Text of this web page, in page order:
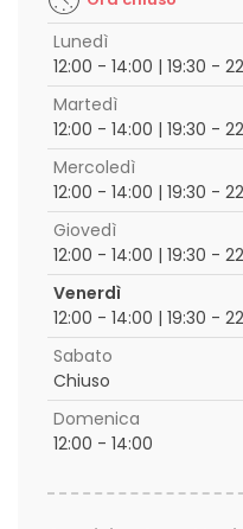
Lunedì
12:00 - 14:00 | 19:30 -
Martedì
12:00 - 14:00 | 19:30 -
Mercoledì
12:00 - 14:00 | 19:30 -
Giovedì
12:00 - 14:00 | 19:30 -
Venerdì
12:00 - 14:00 | 19:30 -
Sabato
Chiuso
Domenica
12:00 - 14:00